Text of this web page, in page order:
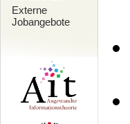
Externe
Jobangebote